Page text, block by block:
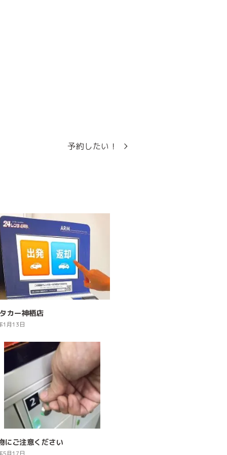
予約したい！
カー神栖店
1月13日
にご注意ください